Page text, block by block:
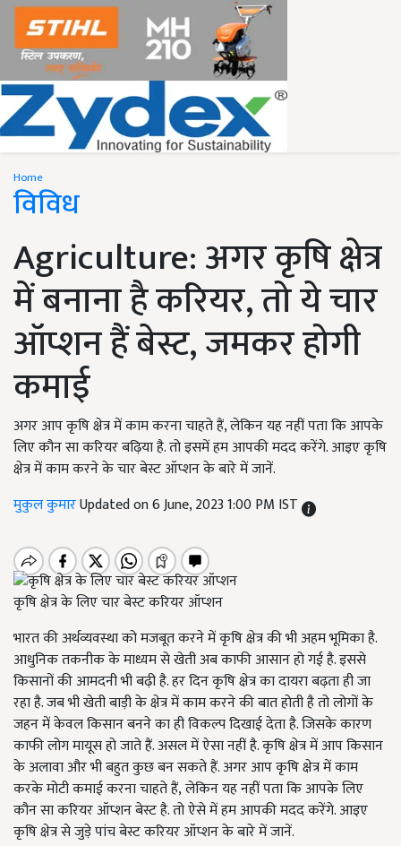
Home
विविध
Agriculture: अगर कृषि क्षेत्र
में बनाना है करियर, तो ये चार
ऑप्शन हैं बेस्ट, जमकर होगी
कमाई
अगर आप कृषि क्षेत्र में काम करना चाहते हैं, लेकिन यह नहीं पता कि आपके
लिए कौन सा करियर बढ़िया है. तो इसमें हम आपकी मदद करेंगे. आइए कृषि
क्षेत्र में काम करने के चार बेस्ट ऑप्शन के बारे में जानें.
मुकुल कुमारUpdated on 6 June, 2023 1:00 PM IST
कृषि क्षेत्र के लिए चार बेस्ट करियर ऑप्शन
भारत की अर्थव्यवस्था को मजबूत करने में कृषि क्षेत्र की भी अहम भूमिका है.
आधुनिक तकनीक के माध्यम से खेती अब काफी आसान हो गई है. इससे
किसानों की आमदनी भी बढ़ी है. हर दिन कृषि क्षेत्र का दायरा बढ़ता ही जा
रहा है. जब भी खेती बाड़ी के क्षेत्र में काम करने की बात होती है तो लोगों के
जहन में केवल किसान बनने का ही विकल्प दिखाई देता है. जिसके कारण
काफी लोग मायूस हो जाते हैं. असल में ऐसा नहीं है. कृषि क्षेत्र में आप किसान
के अलावा और भी बहुत कुछ बन सकते हैं. अगर आप कृषि क्षेत्र में काम
करके मोटी कमाई करना चाहते हैं,लेकिन यह नहीं पता कि आपके लिए
कौन सा करियर ऑप्शन बेस्ट है. तो ऐसे में हम आपकी मदद करेंगे. आइए
कृषि क्षेत्र से जुड़े पांच बेस्ट करियर ऑप्शन के बारे में जानें.